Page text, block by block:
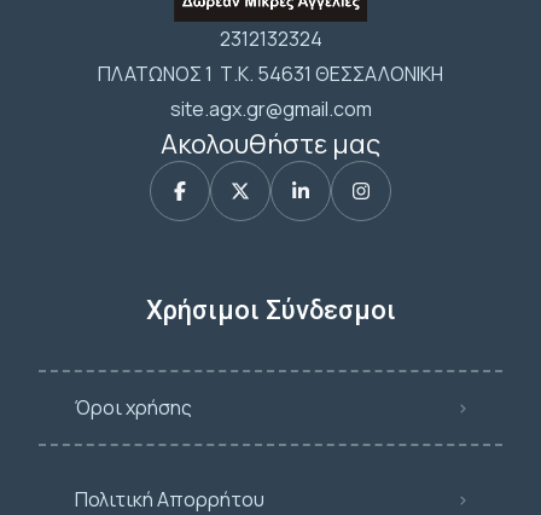
2312132324
ΠΛΑΤΩΝΟΣ 1 Τ.Κ. 54631 ΘΕΣΣΑΛΟΝΙΚΗ
site.agx.gr@gmail.com
Ακολουθήστε μας
Χρήσιμοι Σύνδεσμοι
Όροι χρήσης
Πολιτική Απορρήτου